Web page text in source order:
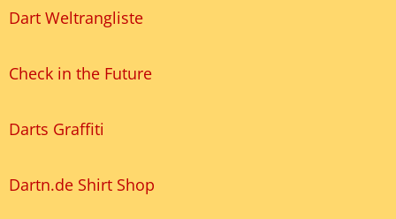
Dart Weltrangliste
Check in the Future
Darts Graffiti
Dartn.de Shirt Shop